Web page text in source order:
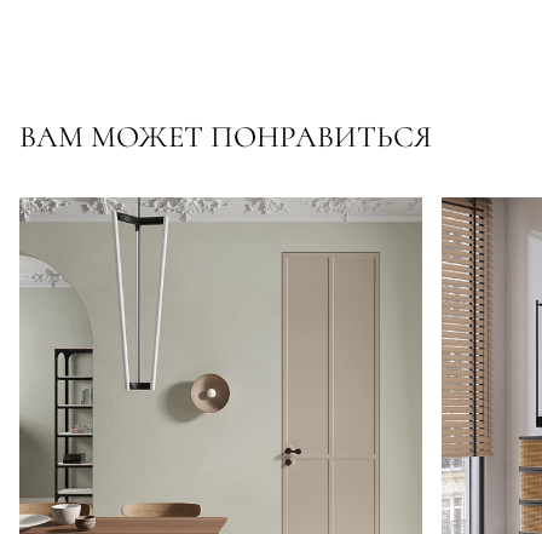
ВАМ МОЖЕТ ПОНРАВИТЬСЯ